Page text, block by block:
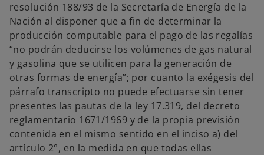
resolución 188/93 de la Secretaría de Energía de la
Nación al disponer que a fin de determinar la
producción computable para el pago de las regalías
“no podrán deducirse los volúmenes de gas natural
y gasolina que se utilicen para la generación de
otras formas de energía”; por cuanto la exégesis del
párrafo transcripto no puede efectuarse sin tener
presentes las pautas de la ley 17.319, del decreto
reglamentario 1671/1969 y de la propia previsión
contenida en el mismo sentido en el inciso a) del
artículo 2°, en la medida en que todas ellas